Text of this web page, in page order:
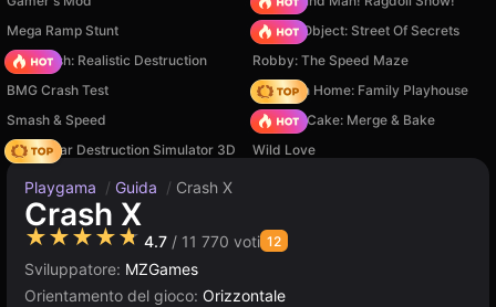
Mega Ramp Stunt
Hidden Object: Street Of Secrets
Car Crush: Realistic Destruction
Robby: The Speed Maze
BMG Crash Test
My Town Home: Family Playhouse
Smash & Speed
Piece of Cake: Merge & Bake
Online Car Destruction Simulator 3D
Wild Love
Playgama / Guida / Crash X
Crash X
★★★★★ 4.7 / 11 770 voti 12
Sviluppatore: MZGames
Orientamento del gioco: Orizzontale